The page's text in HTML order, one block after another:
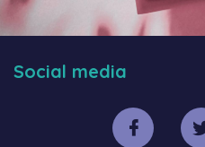
Social media